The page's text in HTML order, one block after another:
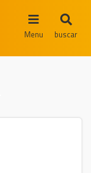
Menu buscar